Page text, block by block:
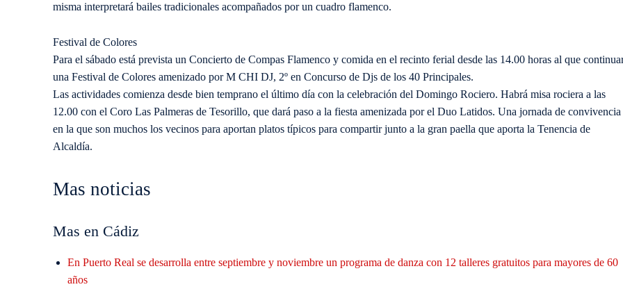
misma interpretará bailes tradicionales acompañados por un cuadro flamenco.
Festival de Colores
Para el sábado está prevista un Concierto de Compas Flamenco y comida en el recinto ferial desde las 14.00 horas al que
una Festival de Colores amenizado por M CHI DJ, 2º en Concurso de Djs de los 40 Principales.
Las actividades comienza desde bien temprano el último día con la celebración del Domingo Rociero. Habrá misa rociera a las
12.00 con el Coro Las Palmeras de Tesorillo, que dará paso a la fiesta amenizada por el Duo Latidos. Una jornada de convivencia
en la que son muchos los vecinos para aportan platos típicos para compartir junto a la gran paella que aporta la Tenencia de
Alcaldía.
Mas noticias
Mas en Cádiz
En Puerto Real se desarrolla entre septiembre y noviembre un programa de danza con 12 talleres gratuitos para mayores de 60
años